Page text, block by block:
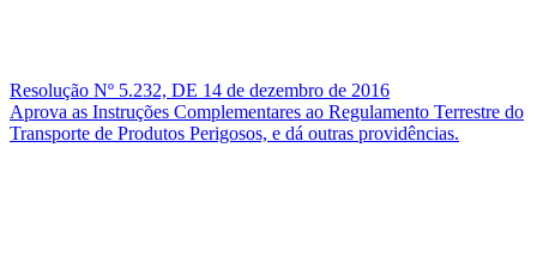
Resolução Nº 5.232, DE 14 de dezembro de 2016
Aprova as Instruções Complementares ao Regulamento Terrestre do
Transporte de Produtos Perigosos, e dá outras providências.